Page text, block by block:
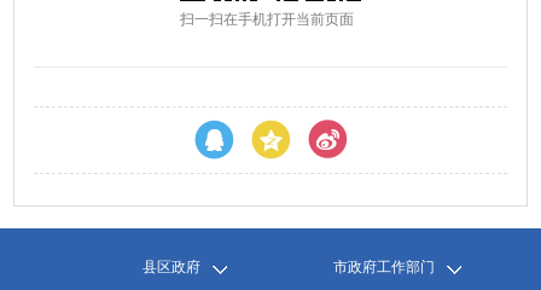
扫一扫在手机打开当前页面
县区政府 市政府工作部门